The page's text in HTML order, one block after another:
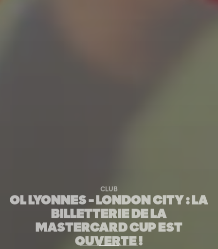
CLUB
OL LYONNES - LONDON CITY : LA
BILLETTERIE DE LA
MASTERCARD CUP EST
OUVERTE !